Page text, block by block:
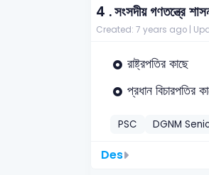
4 .সংসদীয় গণতন্ত্রে
Created: 7 years ago |
রাষ্ট্রপতির কাছে
প্রধান বিচারপতির
PSC DGNM
Des